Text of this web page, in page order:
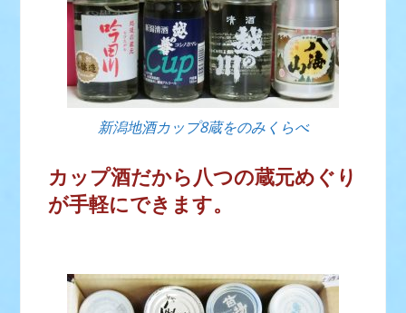
新潟地酒カップ8蔵をのみくらべ
カップ酒だから八つの蔵元めぐり
が手軽にできます。